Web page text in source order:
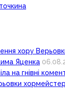
хору
Яценка
на гнівні